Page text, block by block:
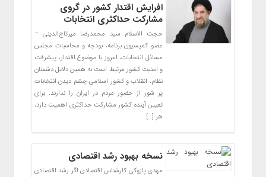
افرایش اقتدار کشور در گروی
مشارکت حداکثری انتخابات
‌‌‌‌‌‌‌‌‌‌‌حجت الاسلام سید محمد‌رضا میر‌تاج‌‌الدینی –
عضو کمیسیون برنامه، بودجه و محاسبات مجلس
مسائل انتخابات، امروز با موضوع اقتدار، پیشرفت
و امنیت کشور مرتبط است به همین دلایل دشمنان
نظام، انقلاب و کشور اسلامی چشم دیدن انتخابات
پر شور از حضور مردم در ایران را ندارند. برای
تعیین آینده کشور مشارکت حداکثری اهمیت دارد،
هر […]
نسخه بهبود رشد اقتصادی
مهدی پازوکی کارشناس اقتصادی اگر رشد اقتصادی